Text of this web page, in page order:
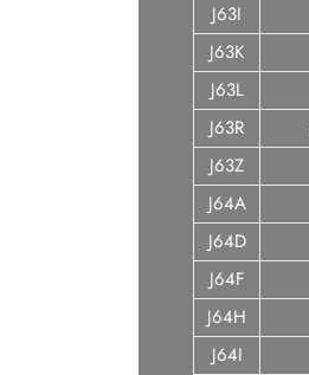
J63I
J63K
J63L
J63R
J63Z
J64A
J64D
J64F
J64H
J64I